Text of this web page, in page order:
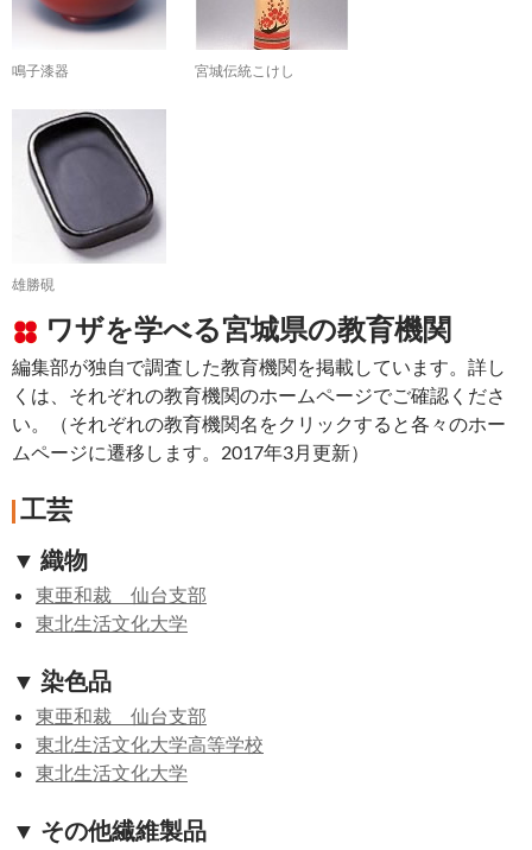
鳴子漆器 宮城伝統こけし
雄勝硯
ワザを学べる宮城県の教育機関
編集部が独自で調査した教育機関を掲載しています。詳し
くは、それぞれの教育機関のホームページでご確認くださ
い。（それぞれの教育機関名をクリックすると各々のホー
ムページに遷移します。2017年3月更新）
工芸
▼ 織物
東亜和裁 仙台支部
東北生活文化大学
▼ 染色品
東亜和裁 仙台支部
東北生活文化大学高等学校
東北生活文化大学
▼ その他繊維製品